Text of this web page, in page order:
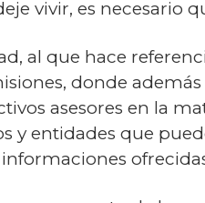
vivir, es necesario
al que hace
donde
asesores en la
y entidades que
informaciones